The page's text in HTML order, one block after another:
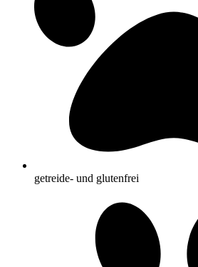
getreide- und glutenfrei